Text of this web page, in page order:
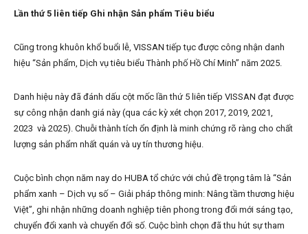
Lần thứ 5 liên tiếp Ghi nhận Sản phẩm Tiêu biểu
Cũng trong khuôn khổ buổi lễ, VISSAN tiếp tục được công nhận danh
hiệu “Sản phẩm, Dịch vụ tiêu biểu Thành phố Hồ Chí Minh” năm 2025.
Danh hiệu này đã đánh dấu cột mốc lần thứ 5 liên tiếp VISSAN đạt được
sự công nhận danh giá này (qua các kỳ xét chọn 2017, 2019, 2021,
2023 và 2025). Chuỗi thành tích ổn định là minh chứng rõ ràng cho chất
lượng sản phẩm nhất quán và uy tín thương hiệu.
Cuộc bình chọn năm nay do HUBA tổ chức với chủ đề trọng tâm là “Sản
phẩm xanh – Dịch vụ số – Giải pháp thông minh: Nâng tầm thương hiệu
Việt”, ghi nhận những doanh nghiệp tiên phong trong đổi mới sáng tạo,
chuyển đổi xanh và chuyển đổi số. Cuộc bình chọn đã thu hút sự tham